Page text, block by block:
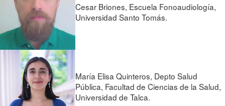
Cesar Briones, Escuela Fonoaudiología,
Universidad Santo Tomás.
María Elisa Quinteros, Depto Salud
Pública, Facultad de Ciencias de la Salud,
Universidad de Talca.